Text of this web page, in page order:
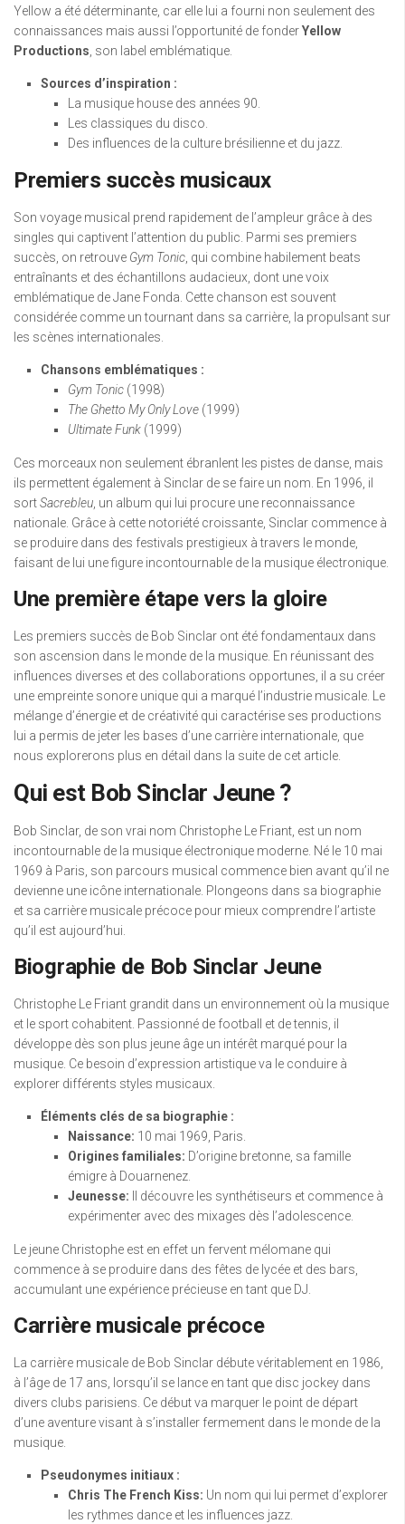
Yellow a été déterminante, car elle lui a fourni non seulement des
connaissances mais aussi l’opportunité de fonderYellow
Productions, son label emblématique.
Sources d’inspiration :
La musique house des années 90.
Les classiques du disco.
Des influences de la culture brésilienne et du jazz.
Premiers succès musicaux
Son voyage musical prend rapidement de l’ampleur grâce à des
singles qui captivent l’attention du public. Parmi ses premiers
succès, on retrouve Gym Tonic, qui combine habilement beats
entraînants et des échantillons audacieux, dont une voix
emblématique de Jane Fonda. Cette chanson est souvent
considérée comme un tournant dans sa carrière, la propulsant sur
les scènes internationales.
Chansons emblématiques :
Gym Tonic (1998)
The Ghetto My Only Love (1999)
Ultimate Funk (1999)
Ces morceaux non seulement ébranlent les pistes de danse, mais
ils permettent également à Sinclar de se faire un nom. En 1996, il
sortSacrebleu, un album qui lui procure une reconnaissance
nationale. Grâce à cette notoriété croissante, Sinclar commence à
se produire dans des festivals prestigieux à travers le monde,
faisant de lui une figure incontournable de la musique électronique.
Une première étape vers la gloire
Les premiers succès de Bob Sinclar ont été fondamentaux dans
son ascension dans le monde de la musique. En réunissant des
influences diverses et des collaborations opportunes, il a su créer
une empreinte sonore unique qui a marqué l’industrie musicale. Le
mélange d’énergie et de créativité qui caractérise ses productions
lui a permis de jeter les bases d’une carrière internationale, que
nous explorerons plus en détail dans la suite de cet article.
Qui est Bob Sinclar Jeune ?
Bob Sinclar, de son vrai nom Christophe Le Friant, est un nom
incontournable de la musique électronique moderne. Né le 10 mai
1969 à Paris, son parcours musical commence bien avant qu’il ne
devienne une icône internationale. Plongeons dans sa biographie
et sa carrière musicale précoce pour mieux comprendre l’artiste
qu’il est aujourd’hui.
Biographie de Bob Sinclar Jeune
Christophe Le Friant grandit dans un environnement où la musique
et le sport cohabitent. Passionné de football et de tennis, il
développe dès son plus jeune âge un intérêt marqué pour la
musique. Ce besoin d’expression artistique va le conduire à
explorer différents styles musicaux.
Éléments clés de sa biographie :
Naissance: 10 mai 1969, Paris.
Origines familiales: D’origine bretonne, sa famille
émigre à Douarnenez.
Jeunesse: Il découvre les synthétiseurs et commence à
expérimenter avec des mixages dès l’adolescence.
Le jeune Christophe est en effet un fervent mélomane qui
commence à se produire dans des fêtes de lycée et des bars,
accumulant une expérience précieuse en tant que DJ.
Carrière musicale précoce
La carrière musicale de Bob Sinclar débute véritablement en 1986,
à l’âge de 17 ans, lorsqu’il se lance en tant que disc jockey dans
divers clubs parisiens. Ce début va marquer le point de départ
d’une aventure visant à s’installer fermement dans le monde de la
musique.
Pseudonymes initiaux :
Chris The French Kiss: Un nom qui lui permet d’explorer
les rythmes dance et les influences jazz.